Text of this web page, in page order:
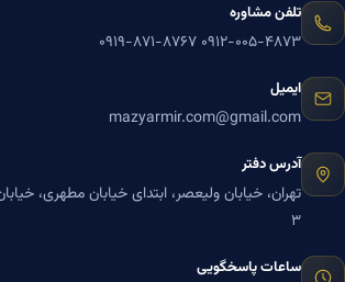
تلفن مشاوره
۰۹۱۲-۰۰۵-۴۸۷۳ ۰۹۱۹-۸۷۱-۸۷۶۷
ایمیل
mazyarmir.com@gmail.com
آدرس دفتر
۳
ساعات پاسخگویی